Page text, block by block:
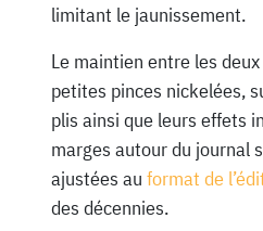
limitant le jaunissement.
Le maintien entre les
petites pinces nickelées,
plis ainsi que leurs effets
marges autour du journal
ajustées au format de
des décennies.